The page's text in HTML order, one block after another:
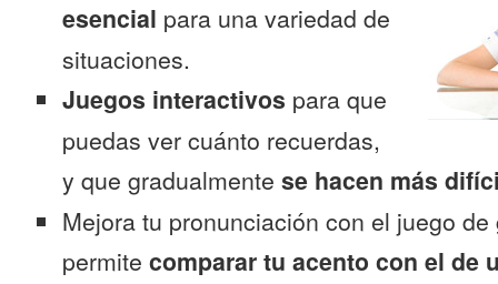
esencial para una variedad de
situaciones.
Juegos interactivos para que
puedas ver cuánto recuerdas,
y que gradualmente se hacen más
Mejora tu pronunciación con el juego
permite comparar tu acento con el de